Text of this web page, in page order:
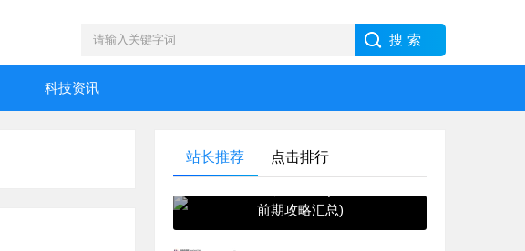
科技资讯
站长推荐 点击排行
前期攻略汇总)